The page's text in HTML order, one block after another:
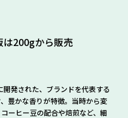
200gから販売
発された、ブランドを代表する
豊かな香りが特徴。当時から変
ーヒー豆の配合や焙煎など、細